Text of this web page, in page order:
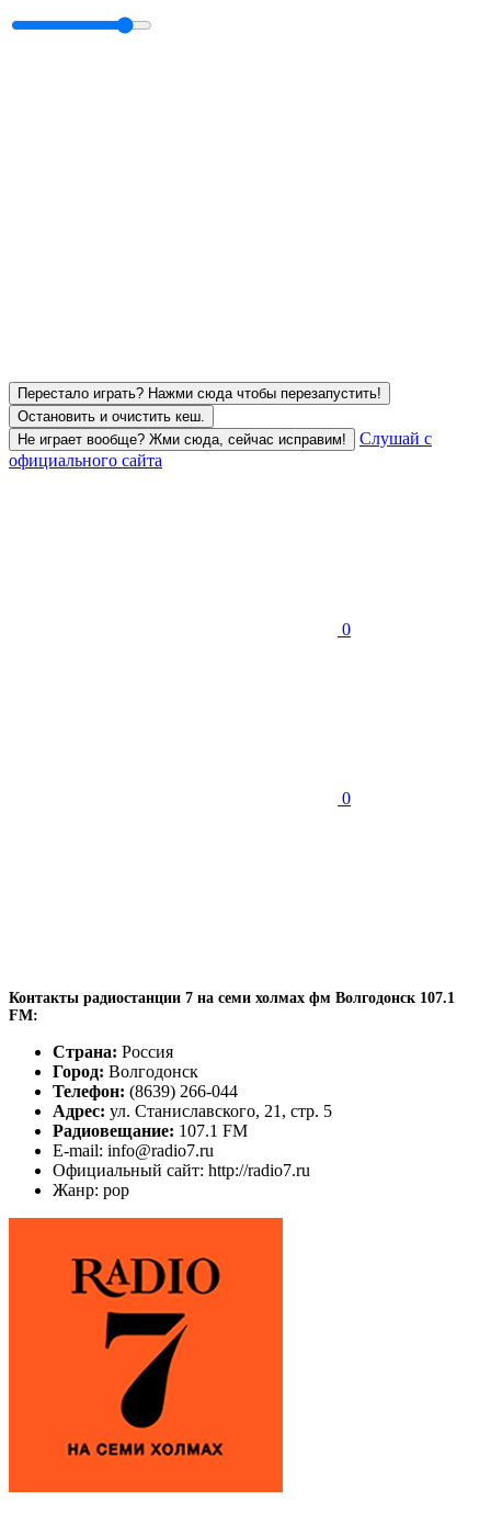
Перестало играть? Нажми сюда чтобы перезапустить!
Остановить и очистить кеш.
Не играет вообще? Жми сюда, сейчас исправим!
Слушай с
официального сайта
0
0
Контакты радиостанции 7 на семи холмах фм Волгодонск 107.1
FM:
Страна: Россия
Город: Волгодонск
Телефон: (8639) 266-044
Адрес: ул. Станиславского, 21, стр. 5
Радиовещание: 107.1 FM
E-mail: info@radio7.ru
Официальный сайт: http://radio7.ru
Жанр: pop